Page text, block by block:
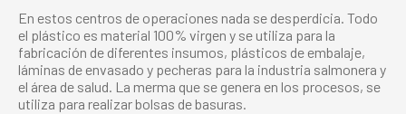
En estos centros de operaciones nada se desperdicia. Todo
el plástico es material 100% virgen y se utiliza para la
fabricación de diferentes insumos, plásticos de embalaje,
láminas de envasado y pecheras para la industria salmonera y
el área de salud. La merma que se genera en los procesos, se
utiliza para realizar bolsas de basuras.